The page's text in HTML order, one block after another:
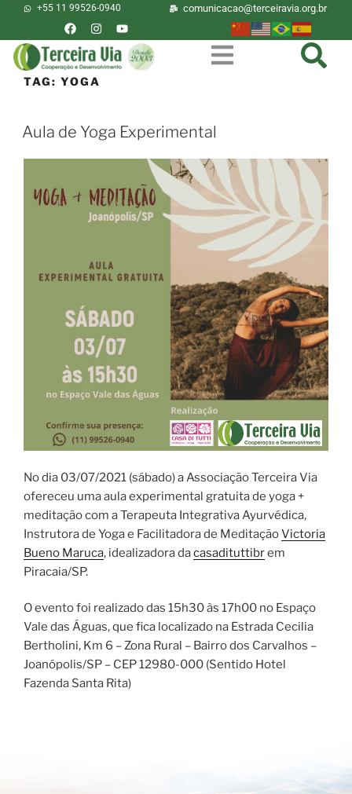
+55 11 99526-0940 comunicacao@terceiravia.org.br
TAG: YOGA
Aula de Yoga Experimental
No dia 03/07/2021 (sábado) a Associação Terceira Via
ofereceu uma aula experimental gratuita de yoga +
meditação com a Terapeuta Integrativa Ayurvédica,
Instrutora de Yoga e Facilitadora de MeditaçãoVictoria
Bueno Maruca, idealizadora dacasadituttibrem
Piracaia/SP.
O evento foi realizado das 15h30 às 17h00 no Espaço
Vale das Águas, que fica localizado na Estrada Cecilia
Bertholini, Km 6 – Zona Rural – Bairro dos Carvalhos –
Joanópolis/SP – CEP 12980-000 (Sentido Hotel
Fazenda Santa Rita)